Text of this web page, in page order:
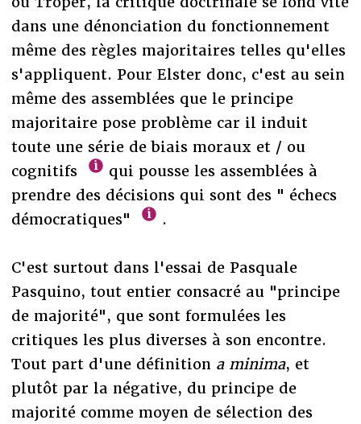
dans une dénonciation du fonctionnement
même des règles majoritaires telles qu'elles
s'appliquent. Pour Elster donc, c'est au sein
même des assemblées que le principe
majoritaire pose problème car il induit
toute une série de biais moraux et / ou
cognitifs
qui pousse les assemblées à
prendre des décisions qui sont des " échecs
démocratiques"
.
C'est surtout dans l'essai de Pasquale
Pasquino, tout entier consacré au "principe
de majorité", que sont formulées les
critiques les plus diverses à son encontre.
Tout part d'une définition a minima, et
plutôt par la négative, du principe de
majorité comme moyen de sélection des